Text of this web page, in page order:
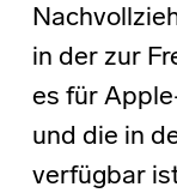
in der zur
es für
und die in
verfügbar